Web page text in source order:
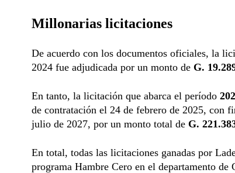
Millonarias licitaciones
De acuerdo con los documentos oficiales, la
2024 fue adjudicada por un monto de G.
En tanto, la licitación que abarca el período
de contratación el 24 de febrero de 2025, con
julio de 2027, por un monto total de G.
En total, todas las licitaciones ganadas por
programa Hambre Cero en el departamento de